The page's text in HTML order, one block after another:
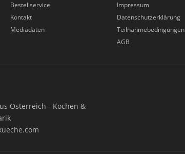
Bestellservice
Kontakt
Mediadaten
Impressum
Datenschutzerklärung
Teilnahmebedingungen
AGB
Österreich - Kochen &